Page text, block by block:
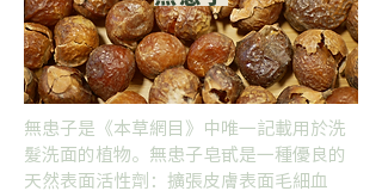
無患子是《本草網目》中唯一記載用於洗
髮洗面的植物。無患子皂甙是一種優良的
天然表面活性劑：擴張皮膚表面毛細血